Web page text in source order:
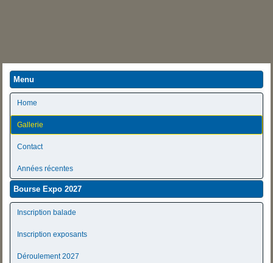
Menu
Home
Gallerie
Contact
Années récentes
Bourse Expo 2027
Inscription balade
Inscription exposants
Déroulement 2027